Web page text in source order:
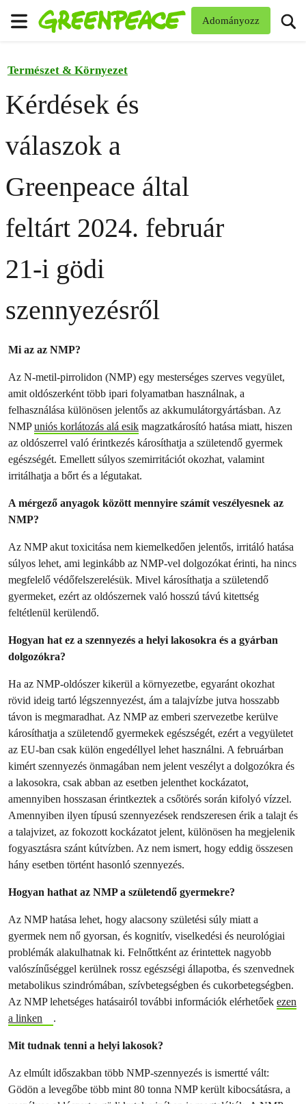
Adományozz
Természet & Környezet
Kérdések és
válaszok a
Greenpeace által
feltárt 2024. február
21-i gödi
szennyezésről
Mi az az NMP?
Az N-metil-pirrolidon (NMP) egy mesterséges szerves vegyület,
amit oldószerként több ipari folyamatban használnak, a
felhasználása különösen jelentős az akkumulátorgyártásban. Az
NMPuniós korlátozás alá esik magzatkárosító hatása miatt, hiszen
az oldószerrel való érintkezés károsíthatja a születendő gyermek
egészségét. Emellett súlyos szemirritációt okozhat, valamint
irritálhatja a bőrt és a légutakat.
A mérgező anyagok között mennyire számít veszélyesnek az
NMP?
Az NMP akut toxicitása nem kiemelkedően jelentős, irritáló hatása
súlyos lehet, ami leginkább az NMP-vel dolgozókat érinti, ha nincs
megfelelő védőfelszerelésük. Mivel károsíthatja a születendő
gyermeket, ezért az oldószernek való hosszú távú kitettség
feltétlenül kerülendő.
Hogyan hat ez a szennyezés a helyi lakosokra és a gyárban
dolgozókra?
Ha az NMP-oldószer kikerül a környezetbe, egyaránt okozhat
rövid ideig tartó légszennyezést, ám a talajvízbe jutva hosszabb
távon is megmaradhat. Az NMP az emberi szervezetbe kerülve
károsíthatja a születendő gyermekek egészségét, ezért a vegyületet
az EU-ban csak külön engedéllyel lehet használni. A februárban
kimért szennyezés önmagában nem jelent veszélyt a dolgozókra és
a lakosokra, csak abban az esetben jelenthet kockázatot,
amennyiben hosszasan érintkeztek a csőtörés során kifolyó vízzel.
Amennyiben ilyen típusú szennyezések rendszeresen érik a talajt és
a talajvizet, az fokozott kockázatot jelent, különösen ha megjelenik
fogyasztásra szánt kútvízben. Az nem ismert, hogy eddig összesen
hány esetben történt hasonló szennyezés.
Hogyan hathat az NMP a születendő gyermekre?
Az NMP hatása lehet, hogy alacsony születési súly miatt a
gyermek nem nő gyorsan, és kognitív, viselkedési és neurológiai
problémák alakulhatnak ki. Felnőttként az érintettek nagyobb
valószínűséggel kerülnek rossz egészségi állapotba, és szenvednek
metabolikus szindrómában, szívbetegségben és cukorbetegségben.
Az NMP lehetséges hatásairól további információk elérhetőek ezen
a linken
.
Mit tudnak tenni a helyi lakosok?
Az elmúlt időszakban több NMP-szennyezés is ismertté vált:
Gödön a levegőbe több mint 80 tonna NMP került kibocsátásra, a